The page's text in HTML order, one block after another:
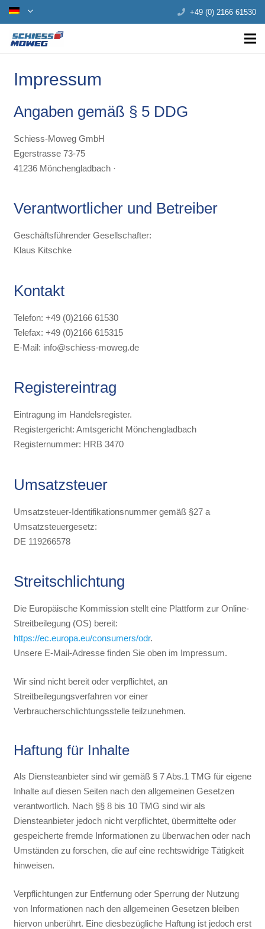
+49 (0) 2166 61530
Impressum
Angaben gemäß § 5 DDG
Schiess-Moweg GmbH
Egerstrasse 73-75
41236 Mönchengladbach ·
Verantwortlicher und Betreiber
Geschäftsführender Gesellschafter:
Klaus Kitschke
Kontakt
Telefon: +49 (0)2166 61530
Telefax: +49 (0)2166 615315
E-Mail: info@schiess-moweg.de
Registereintrag
Eintragung im Handelsregister.
Registergericht: Amtsgericht Mönchengladbach
Registernummer: HRB 3470
Umsatzsteuer
Umsatzsteuer-Identifikationsnummer gemäß §27 a
Umsatzsteuergesetz:
DE 119266578
Streitschlichtung
Die Europäische Kommission stellt eine Plattform zur Online-
Streitbeilegung (OS) bereit:
https://ec.europa.eu/consumers/odr.
Unsere E-Mail-Adresse finden Sie oben im Impressum.
Wir sind nicht bereit oder verpflichtet, an
Streitbeilegungsverfahren vor einer
Verbraucherschlichtungsstelle teilzunehmen.
Haftung für Inhalte
Als Diensteanbieter sind wir gemäß § 7 Abs.1 TMG für eigene
Inhalte auf diesen Seiten nach den allgemeinen Gesetzen
verantwortlich. Nach §§ 8 bis 10 TMG sind wir als
Diensteanbieter jedoch nicht verpflichtet, übermittelte oder
gespeicherte fremde Informationen zu überwachen oder nach
Umständen zu forschen, die auf eine rechtswidrige Tätigkeit
hinweisen.
Verpflichtungen zur Entfernung oder Sperrung der Nutzung
von Informationen nach den allgemeinen Gesetzen bleiben
hiervon unberührt. Eine diesbezügliche Haftung ist jedoch erst